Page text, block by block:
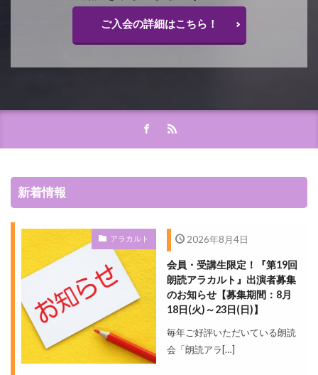
ご入会の詳細はこちら！
新着情報
アラカルト 2026年8月4日
会員・受講生限定！『第19回
朗読アラカルト』出演者募集
のお知らせ【募集期間：8月
18日(火)～23日(日)】
毎年ご好評いただいている朗読
会「朗読アラ[…]